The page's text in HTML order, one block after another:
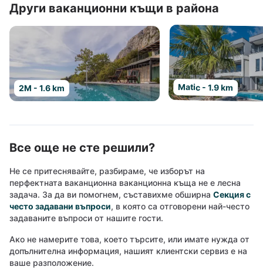
Други ваканционни къщи в района
2M - 1.6 km Matic - 1.9 km
Все още не сте решили?
Не се притеснявайте, разбираме, че изборът на
перфектната ваканционна ваканционна къща не е лесна
задача. За да ви помогнем, съставихме обширна Секция с
често задавани въпроси, в която са отговорени най-често
задаваните въпроси от нашите гости.
Ако не намерите това, което търсите, или имате нужда от
допълнителна информация, нашият клиентски сервиз е на
ваше разположение.